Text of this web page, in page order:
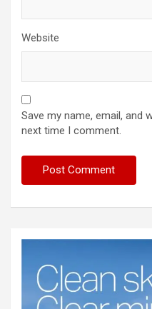
Website
Save my name, email, and
next time I comment.